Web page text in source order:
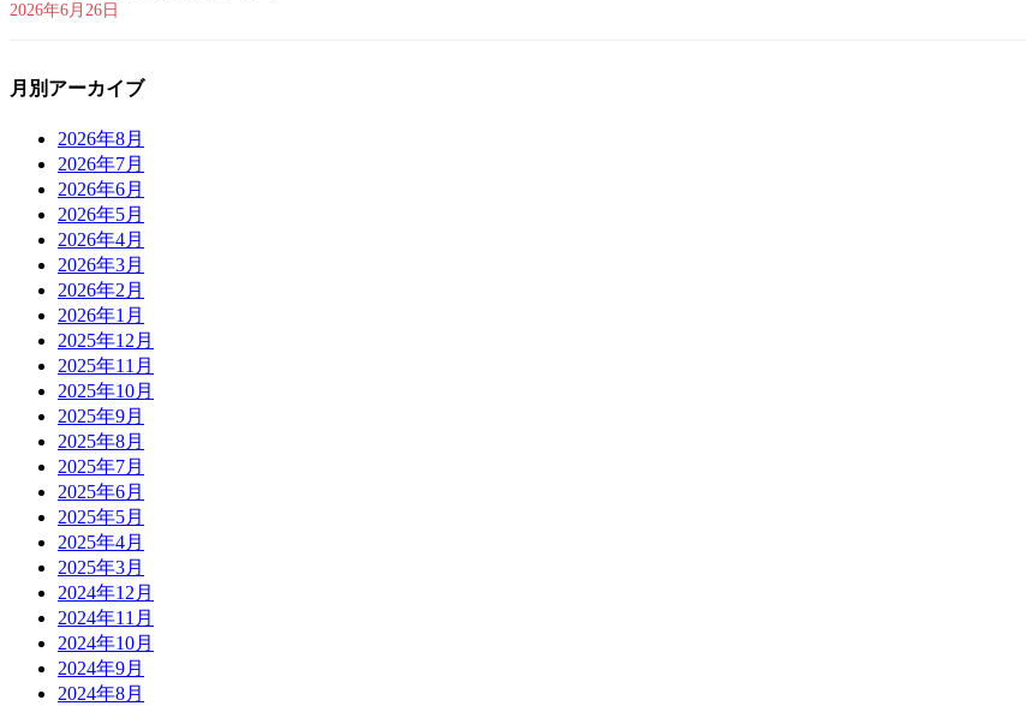
2026年6月26日
月別アーカイブ
2026年8月
2026年7月
2026年6月
2026年5月
2026年4月
2026年3月
2026年2月
2026年1月
2025年12月
2025年11月
2025年10月
2025年9月
2025年8月
2025年7月
2025年6月
2025年5月
2025年4月
2025年3月
2024年12月
2024年11月
2024年10月
2024年9月
2024年8月